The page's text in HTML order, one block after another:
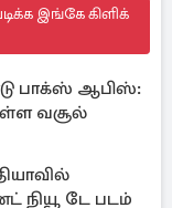
இங்கே கிளிக்
பாக்ஸ் ஆபிஸ்:
வசூல்
நியூ டே படம்